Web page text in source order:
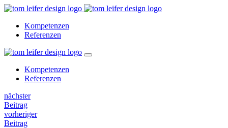
Kompetenzen
Referenzen
Kompetenzen
Referenzen
nächster
Beitrag
vorheriger
Beitrag